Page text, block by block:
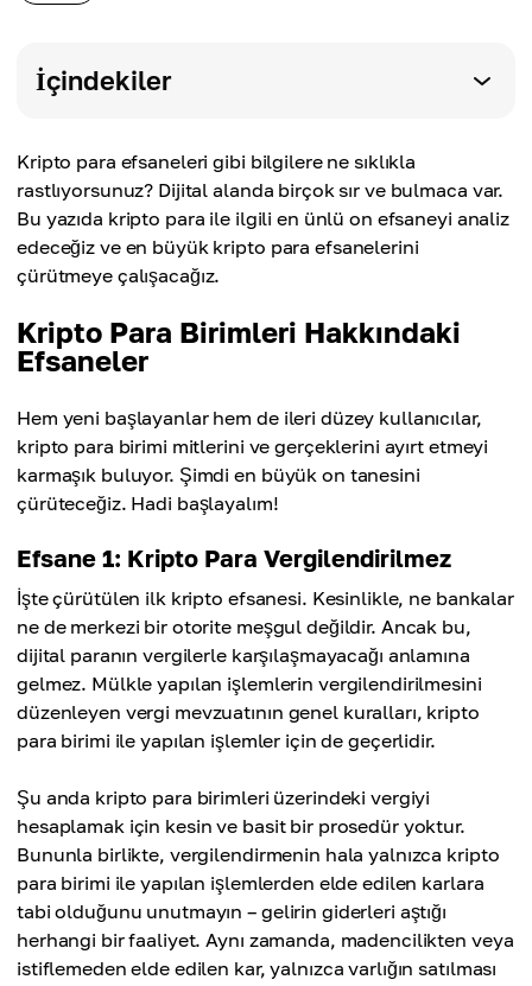
İçindekiler
Kripto para efsaneleri gibi bilgilere ne sıklıkla
rastlıyorsunuz? Dijital alanda birçok sır ve bulmaca var.
Bu yazıda kripto para ile ilgili en ünlü on efsaneyi analiz
edeceğiz ve en büyük kripto para efsanelerini
çürütmeye çalışacağız.
Kripto Para Birimleri Hakkındaki
Efsaneler
Hem yeni başlayanlar hem de ileri düzey kullanıcılar,
kripto para birimi mitlerini ve gerçeklerini ayırt etmeyi
karmaşık buluyor. Şimdi en büyük on tanesini
çürüteceğiz. Hadi başlayalım!
Efsane 1: Kripto Para Vergilendirilmez
İşte çürütülen ilk kripto efsanesi. Kesinlikle, ne bankalar
ne de merkezi bir otorite meşgul değildir. Ancak bu,
dijital paranın vergilerle karşılaşmayacağı anlamına
gelmez. Mülkle yapılan işlemlerin vergilendirilmesini
düzenleyen vergi mevzuatının genel kuralları, kripto
para birimi ile yapılan işlemler için de geçerlidir.
Şu anda kripto para birimleri üzerindeki vergiyi
hesaplamak için kesin ve basit bir prosedür yoktur.
Bununla birlikte, vergilendirmenin hala yalnızca kripto
para birimi ile yapılan işlemlerden elde edilen karlara
tabi olduğunu unutmayın – gelirin giderleri aştığı
herhangi bir faaliyet. Aynı zamanda, madencilikten veya
istiflemeden elde edilen kar, yalnızca varlığın satılması